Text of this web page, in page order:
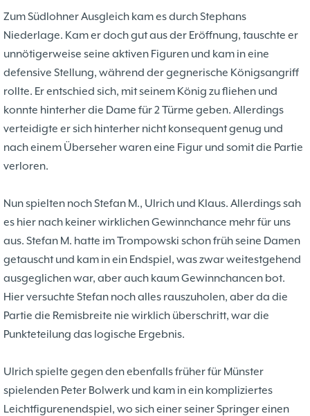
Zum Südlohner Ausgleich kam es durch Stephans
Niederlage. Kam er doch gut aus der Eröffnung, tauschte er
unnötigerweise seine aktiven Figuren und kam in eine
defensive Stellung, während der gegnerische Königsangriff
rollte. Er entschied sich, mit seinem König zu fliehen und
konnte hinterher die Dame für 2 Türme geben. Allerdings
verteidigte er sich hinterher nicht konsequent genug und
nach einem Überseher waren eine Figur und somit die Partie
verloren.
Nun spielten noch Stefan M., Ulrich und Klaus. Allerdings sah
es hier nach keiner wirklichen Gewinnchance mehr für uns
aus. Stefan M. hatte im Trompowski schon früh seine Damen
getauscht und kam in ein Endspiel, was zwar weitestgehend
ausgeglichen war, aber auch kaum Gewinnchancen bot.
Hier versuchte Stefan noch alles rauszuholen, aber da die
Partie die Remisbreite nie wirklich überschritt, war die
Punkteteilung das logische Ergebnis.
Ulrich spielte gegen den ebenfalls früher für Münster
spielenden Peter Bolwerk und kam in ein kompliziertes
Leichtfigurenendspiel, wo sich einer seiner Springer einen